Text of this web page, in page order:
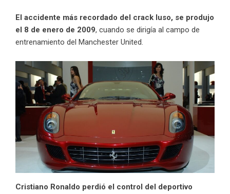
El accidente más recordado del crack luso, se produjo
el 8 de enero de 2009, cuando se dirigía al campo de
entrenamiento del Manchester United.
Cristiano Ronaldo perdió el control del deportivo